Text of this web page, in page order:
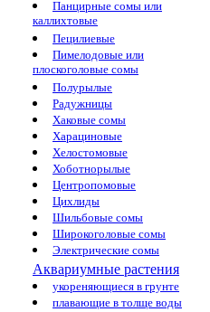
Панцирные сомы или
каллихтовые
Пецилиевые
Пимелодовые или
плоскоголовые сомы
Полурылые
Радужницы
Хаковые сомы
Харациновые
Хелостомовые
Хоботнорылые
Центропомовые
Цихлиды
Шильбовые сомы
Широкоголовые сомы
Электрические сомы
Аквариумные растения
укореняющиеся в грунте
плавающие в толще воды